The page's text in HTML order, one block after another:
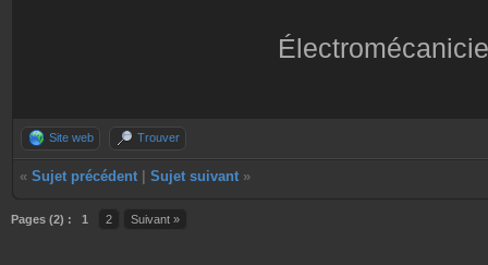
Site web Trouver
« Sujet précédent Sujet suivant »
Pages (2) : 1 2 Suivant »